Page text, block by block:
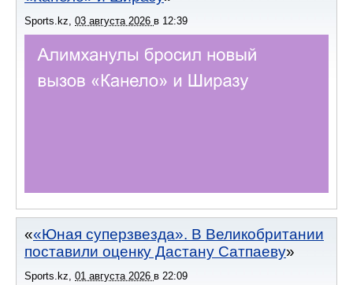
Sports.kz 03 августа 2026 в 12:39
«Юная суперзвезда». В Великобритании
поставили оценку Дастану Сатпаеву
Sports.kz, 01 августа 2026 в 22:09